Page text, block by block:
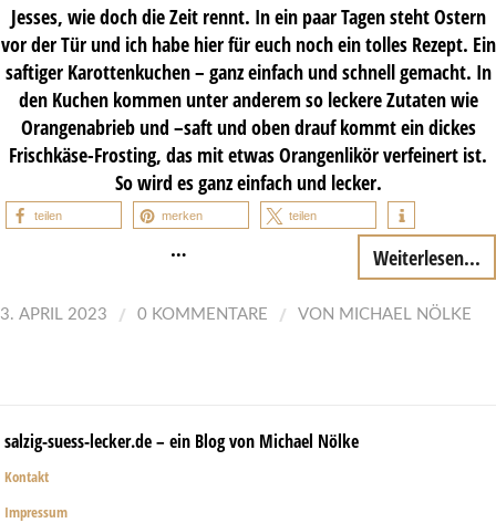
Jesses, wie doch die Zeit rennt. In ein paar Tagen steht Ostern
vor der Tür und ich habe hier für euch noch ein tolles Rezept. Ein
saftiger Karottenkuchen – ganz einfach und schnell gemacht. In
den Kuchen kommen unter anderem so leckere Zutaten wie
Orangenabrieb und –saft und oben drauf kommt ein dickes
Frischkäse-Frosting, das mit etwas Orangenlikör verfeinert ist.
So wird es ganz einfach und lecker.
teilen merken teilen
… Weiterlesen...
3. APRIL 2023 / 0 KOMMENTARE / VON MICHAEL NÖLKE
salzig-suess-lecker.de – ein Blog von Michael Nölke
Kontakt
Impressum